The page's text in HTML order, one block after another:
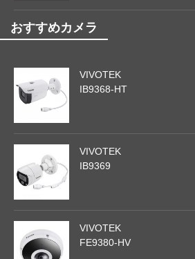
おすすめカメラ
VIVOTEK
IB9368-HT
VIVOTEK
IB9369
VIVOTEK
FE9380-HV